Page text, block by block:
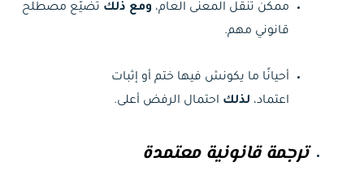
ممكن تنقل المعنى العام، ومع ذلك تضيّع مصطلح
قانوني مهم.
أحيانًا ما يكونش فيها ختم أو إثبات
اعتماد، لذلك احتمال الرفض أعلى.
ترجمة قانونية معتمدة